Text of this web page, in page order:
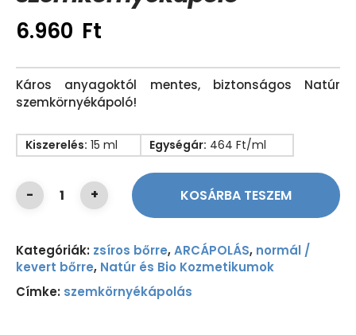
6.960 Ft
Káros anyagoktól mentes, biztonságos Natúr
szemkörnyékápoló!
Kiszerelés: 15 ml Egységár: 464 Ft/ml
KOSÁRBA TESZEM
Kategóriák: zsíros bőrre,ARCÁPOLÁS, normál /
kevert bőrre, Natúr és Bio Kozmetikumok
Címke: szemkörnyékápolás